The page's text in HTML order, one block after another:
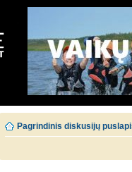
Pagrindinis diskusijų